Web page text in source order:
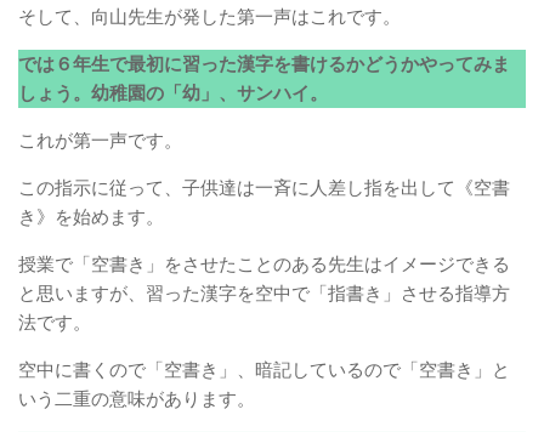
そして、向山先生が発した第一声はこれです。
では６年生で最初に習った漢字を書けるかどうかやってみま
しょう。幼稚園の「幼」、サンハイ。
これが第一声です。
この指示に従って、子供達は一斉に人差し指を出して《空書
き》を始めます。
授業で「空書き」をさせたことのある先生はイメージできる
と思いますが、習った漢字を空中で「指書き」させる指導方
法です。
空中に書くので「空書き」、暗記しているので「空書き」と
いう二重の意味があります。